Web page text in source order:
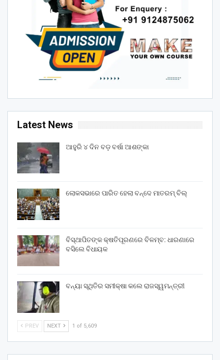
Latest News
ଆହୁରି ୪ ଦିନ ବଡ଼ ବର୍ଷା ଆଶଙ୍କା
ଲୋକସଭାରେ ପାରିତ ହେଲା ବନ୍ଦେ ମାତରମ୍‌ ବିଲ୍‌
ବିସ୍ଥାପିତଙ୍କ କ୍ଷତିପୂରଣରେ ବିଳମ୍ବ: ଧାରଣାରେ
ବସିଲେ ବିଧାୟକ
ବନ୍ୟା ସ୍ଥିତିର ସମୀକ୍ଷା କଲେ ରାଜସ୍ୱମନ୍ତ୍ରୀ
PREV NEXT 1 of 5,609